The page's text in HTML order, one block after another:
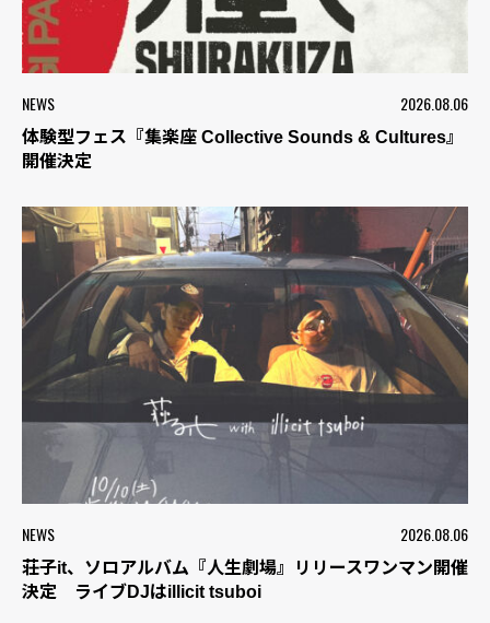
NEWS 2026.08.06
体験型フェス『集楽座 Collective Sounds & Cultures』
開催決定
NEWS 2026.08.06
荘子it、ソロアルバム『人生劇場』リリースワンマン開催
決定 ライブDJはillicit tsuboi